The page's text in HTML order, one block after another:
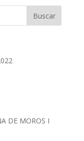
DE MOROS I